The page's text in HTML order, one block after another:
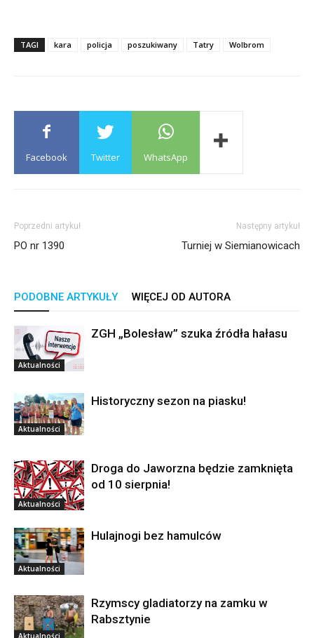
TAGI kara policja poszukiwany Tatry Wolbrom
Facebook Twitter WhatsApp
Poprzedni artykuł
PO nr 1390
Następny artykuł
Turniej w Siemianowicach
PODOBNE ARTYKUŁY WIĘCEJ OD AUTORA
Aktualności
ZGH „Bolesław” szuka źródła hałasu
Aktualności
Historyczny sezon na piasku!
Aktualności
Droga do Jaworzna będzie zamknięta
od 10 sierpnia!
Aktualności
Hulajnogi bez hamulców
Aktualności
Rzymscy gladiatorzy na zamku w
Rabsztynie